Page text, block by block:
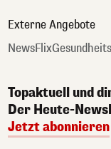
Externe Angebote
NewsFlix
Topaktuell und
Der Heute-
Jetzt abonnieren